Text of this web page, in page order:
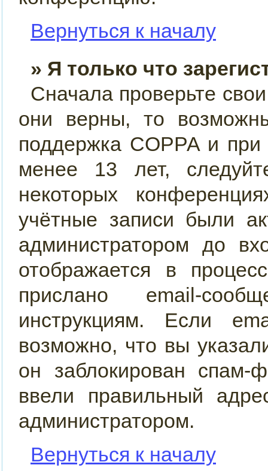
Вернуться к началу
» Я только что
Сначала проверьте
они верны, то
поддержка COPPA и
менее 13 лет,
некоторых
учётные записи были
администратором до
отображается в
прислано email-
инструкциям. Если
возможно, что вы
он заблокирован
ввели правильный
администратором.
Вернуться к началу